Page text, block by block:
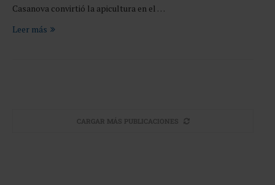
Casanova convirtió la apicultura en el …
Leer más
CARGAR MÁS PUBLICACIONES